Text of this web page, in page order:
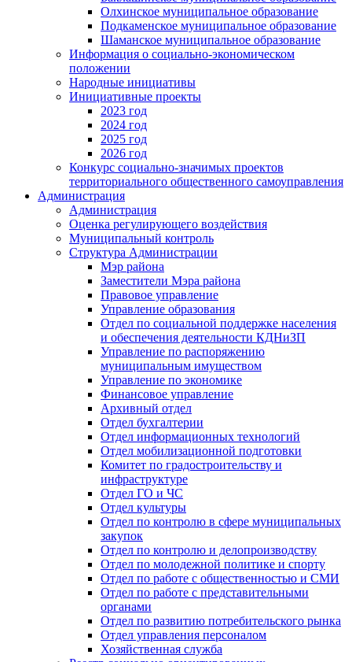
Олхинское муниципальное образование
Подкаменское муниципальное образование
Шаманское муниципальное образование
Информация о социально-экономическом
положении
Народные инициативы
Инициативные проекты
2023 год
2024 год
2025 год
2026 год
Конкурс социально-значимых проектов
территориального общественного самоуправления
Администрация
Администрация
Оценка регулирующего воздействия
Муниципальный контроль
Структура Администрации
Мэр района
Заместители Мэра района
Правовое управление
Управление образования
Отдел по социальной поддержке населения
и обеспечения деятельности КДНиЗП
Управление по распоряжению
муниципальным имуществом
Управление по экономике
Финансовое управление
Архивный отдел
Отдел бухгалтерии
Отдел информационных технологий
Отдел мобилизационной подготовки
Комитет по градостроительству и
инфраструктуре
Отдел ГО и ЧС
Отдел культуры
Отдел по контролю в сфере муниципальных
закупок
Отдел по контролю и делопроизводству
Отдел по молодежной политике и спорту
Отдел по работе с общественностью и СМИ
Отдел по работе с представительными
органами
Отдел по развитию потребительского рынка
Отдел управления персоналом
Хозяйственная служба